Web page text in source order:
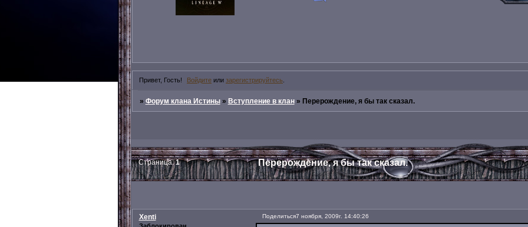
Привет, Гость! Войдите или зарегистрируйтесь
» Форум клана Истины » Вступление в клан » Перерождение, я бы так сказал.
Перерождение, я бы так сказал.
Страница:1
Поделиться7 ноября, 2009г. 14:40:26
Xenti